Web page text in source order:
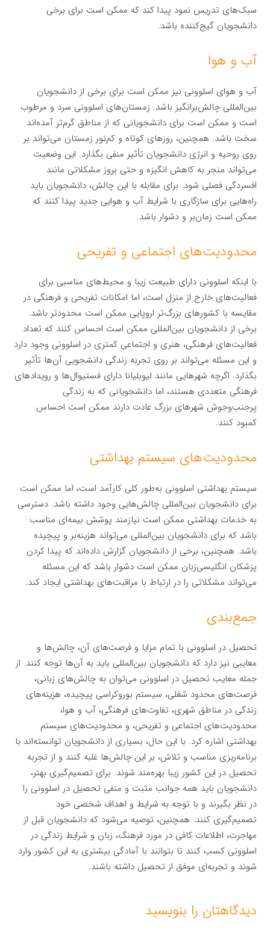
سبک‌های تدریس نمود پیدا کند که ممکن است برای برخی
دانشجویان گیج‌کننده باشد.
آب و هوا
آب و هوای اسلوونی نیز ممکن است برای برخی از دانشجویان
بین‌المللی چالش‌برانگیز باشد. زمستان‌های اسلوونی سرد و مرطوب
است و ممکن است برای دانشجویانی که از مناطق گرم‌تر آمده‌اند
سخت باشد. همچنین، روزهای کوتاه و کم‌نور زمستان می‌تواند بر
روی روحیه و انرژی دانشجویان تأثیر منفی بگذارد. این وضعیت
می‌تواند منجر به کاهش انگیزه و حتی بروز مشکلاتی مانند
افسردگی فصلی شود. برای مقابله با این چالش، دانشجویان باید
راه‌هایی برای سازگاری با شرایط آب و هوایی جدید پیدا کنند که
ممکن است زمان‌بر و دشوار باشد.
محدودیت‌های اجتماعی و تفریحی
با اینکه اسلوونی دارای طبیعت زیبا و محیط‌های مناسبی برای
فعالیت‌های خارج از منزل است، اما امکانات تفریحی و فرهنگی در
مقایسه با کشورهای بزرگ‌تر اروپایی ممکن است محدودتر باشد.
برخی از دانشجویان بین‌المللی ممکن است احساس کنند که تعداد
فعالیت‌های فرهنگی، هنری و اجتماعی کمتری در اسلوونی وجود دارد
و این مسئله می‌تواند بر روی تجربه زندگی دانشجویی آن‌ها تأثیر
بگذارد. اگرچه شهرهایی مانند لیوبلیانا دارای فستیوال‌ها و رویدادهای
فرهنگی متعددی هستند، اما دانشجویانی که به زندگی
پرجنب‌وجوش شهرهای بزرگ عادت دارند ممکن است احساس
کمبود کنند.
محدودیت‌های سیستم بهداشتی
سیستم بهداشتی اسلوونی به‌طور کلی کارآمد است، اما ممکن است
برای دانشجویان بین‌المللی چالش‌هایی وجود داشته باشد. دسترسی
به خدمات بهداشتی ممکن است نیازمند پوشش بیمه‌ای مناسب
باشد که برای دانشجویان بین‌المللی می‌تواند هزینه‌بر و پیچیده
باشد. همچنین، برخی از دانشجویان گزارش داده‌اند که پیدا کردن
پزشکان انگلیسی‌زبان ممکن است دشوار باشد که این مسئله
می‌تواند مشکلاتی را در ارتباط با مراقبت‌های بهداشتی ایجاد کند.
جمع‌بندی
تحصیل در اسلوونی با تمام مزایا و فرصت‌های آن، چالش‌ها و
معایبی نیز دارد که دانشجویان بین‌المللی باید به آن‌ها توجه کنند. از
جمله معایب تحصیل در اسلوونی می‌توان به چالش‌های زبانی،
فرصت‌های محدود شغلی، سیستم بوروکراسی پیچیده، هزینه‌های
زندگی در مناطق شهری، تفاوت‌های فرهنگی، آب و هوا،
محدودیت‌های اجتماعی و تفریحی، و محدودیت‌های سیستم
بهداشتی اشاره کرد. با این حال، بسیاری از دانشجویان توانسته‌اند با
برنامه‌ریزی مناسب و تلاش، بر این چالش‌ها غلبه کنند و از تجربه
تحصیل در این کشور زیبا بهره‌مند شوند. برای تصمیم‌گیری بهتر،
دانشجویان باید همه جوانب مثبت و منفی تحصیل در اسلوونی را
در نظر بگیرند و با توجه به شرایط و اهداف شخصی خود
تصمیم‌گیری کنند. همچنین، توصیه می‌شود که دانشجویان قبل از
مهاجرت، اطلاعات کافی در مورد فرهنگ، زبان و شرایط زندگی در
اسلوونی کسب کنند تا بتوانند با آمادگی بیشتری به این کشور وارد
شوند و تجربه‌ای موفق از تحصیل داشته باشند.
دیدگاهتان را بنویسید